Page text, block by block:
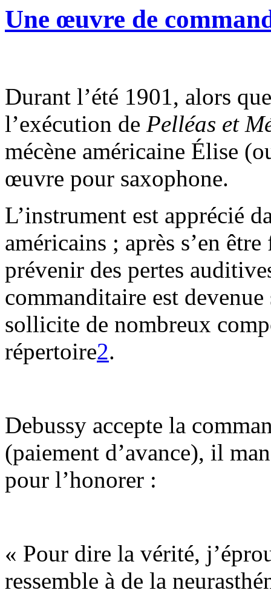
Une œuvre de
Durant l’été 1901, alors
l’exécution de Pelléas et
mécène américaine Élise
œuvre pour saxophone.
L’instrument est apprécié
américains ; après s’en
prévenir des pertes
commanditaire est
sollicite de nombreux
répertoire2.
Debussy accepte la
(paiement d’avance), il
pour l’honorer :
« Pour dire la vérité,
ressemble à de la